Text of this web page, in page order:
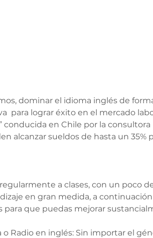
dominar el idioma inglés de
para lograr éxito en el mercado
conducida en Chile por la
alcanzar sueldos de hasta un 35%
a clases, con un poco
en gran medida, a
para que puedas mejorar
o Radio en inglés: Sin importar el